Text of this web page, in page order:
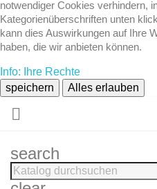
notwendiger Cookies verhindern,
Kategorienüberschriften unten
kann dies Auswirkungen auf Ihre
haben, die wir anbieten können.
Info: Ihre Rechte
speichern
Alles erlauben

search